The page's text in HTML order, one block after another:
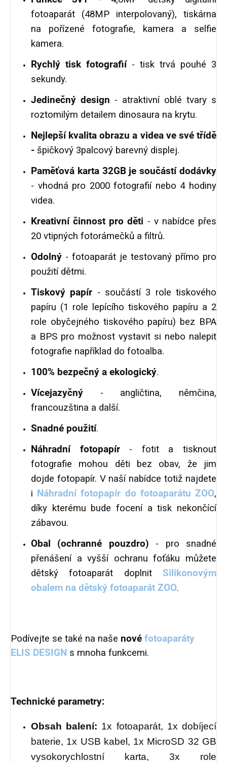
fotoaparát (48MP interpolovaný), tiskárna
na pořízené fotografie, kamera a selfie
kamera.
Rychlý tisk fotografií- tisk trvá pouhé 3
sekundy.
Jedinečný design - atraktivní oblé tvary s
roztomilým detailem dinosaura na krytu.
Nejlepší kvalita obrazu a videa ve své třídě
- špičkový 3palcový barevný displej.
Paměťová karta 32GB je součástí dodávky
- vhodná pro 2000 fotografií nebo 4 hodiny
videa.
Kreativní činnost pro děti - v nabídce přes
20 vtipných fotorámečků a filtrů.
Odolný - fotoaparát je testovaný přímo pro
použití dětmi.
Tiskový papír - součástí 3 role tiskového
papíru (1 role lepícího tiskového papíru a 2
role obyčejného tiskového papíru) bez BPA
a BPS pro možnost vystavit si nebo nalepit
fotografie například do fotoalba.
100% bezpečný a ekologický.
Vícejazyčný - angličtina, němčina,
francouzština a další.
Snadné použití.
Náhradní fotopapír- fotit a tisknout
fotografie mohou děti bez obav, že jim
dojde fotopapír. V naší nabídce totiž najdete
i Náhradní fotopapír do fotoaparátu ZOO,
díky kterému bude focení a tisk nekončící
zábavou.
Obal (ochranné pouzdro) - pro snadné
přenášení a vyšší ochranu foťáku můžete
dětský fotoaparát doplnit Silikonovým
obalem na dětský fotoaparát ZOO.
Podívejte se také na naše nové fotoaparáty
ELIS DESIGN s mnoha funkcemi.
Technické parametry:
Obsah balení: 1x fotoaparát, 1x dobíjecí
baterie, 1x USB kabel, 1x MicroSD 32 GB
vysokorychlostní karta, 3x role